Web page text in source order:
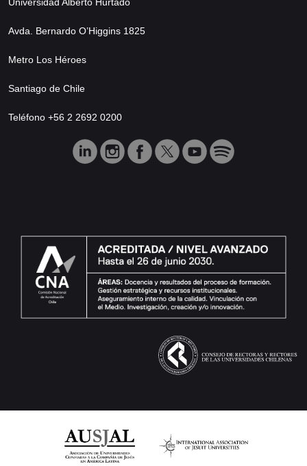
Avda. Bernardo O’Higgins 1825
Metro Los Héroes
Santiago de Chile
Teléfono +56 2 2692 0200